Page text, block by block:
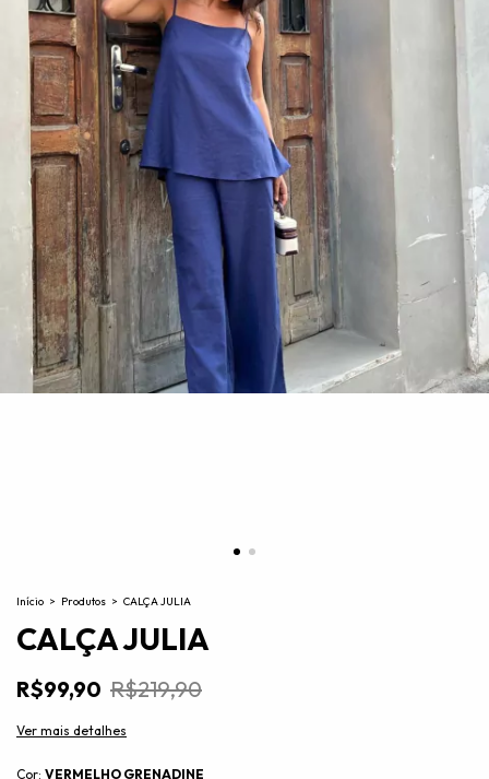
Início > Produtos > CALÇA JULIA
CALÇA JULIA
R$99,90 R$219,90
Ver mais detalhes
Cor: VERMELHO GRENADINE